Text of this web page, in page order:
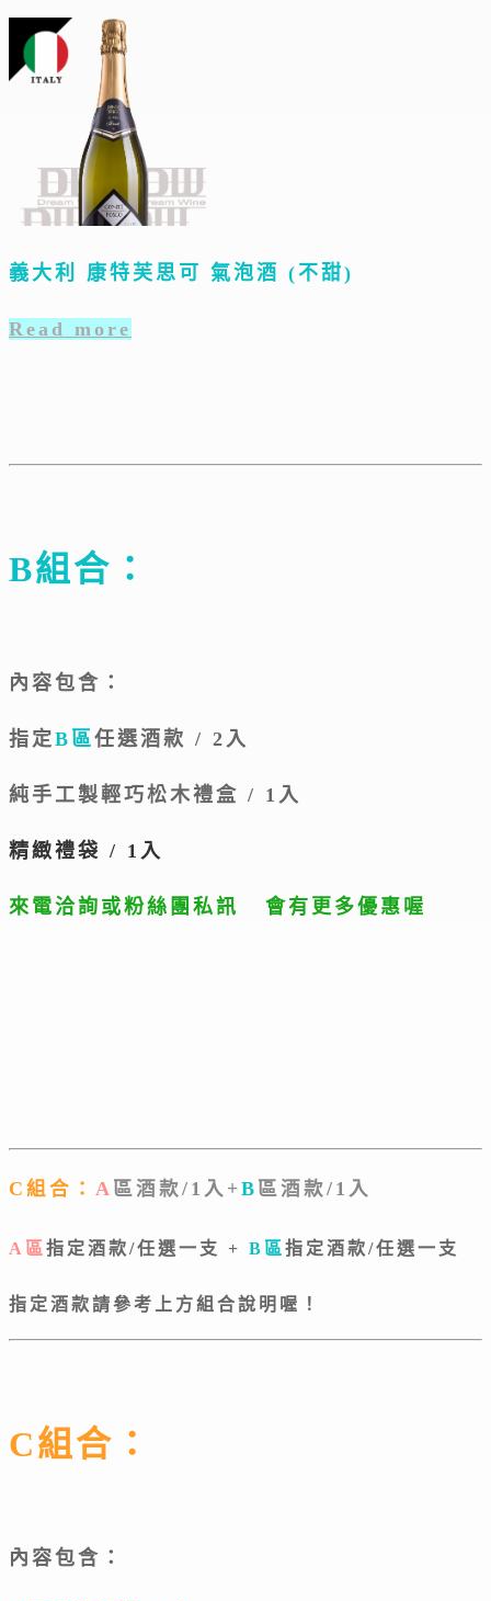
義大利 康特芙思可 氣泡酒 (不甜)
Read more
B組合：
內容包含：
指定B區任選酒款 / 2入
純手工製輕巧松木禮盒 / 1入
精緻禮袋 / 1入
來電洽詢或粉絲團私訊 會有更多優惠喔
C組合： A 區酒款/1入 +B 區酒款/1入
A區 指定酒款/任選一支 + B區 指定酒款/任選一支
指定酒款請參考上方組合說明喔！
C組合：
內容包含：